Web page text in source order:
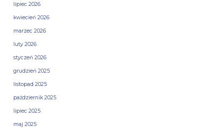
lipiec 2026
kwiecień 2026
marzec 2026
luty 2026
styczeń 2026
grudzień 2025
listopad 2025
październik 2025
lipiec 2025
maj 2025